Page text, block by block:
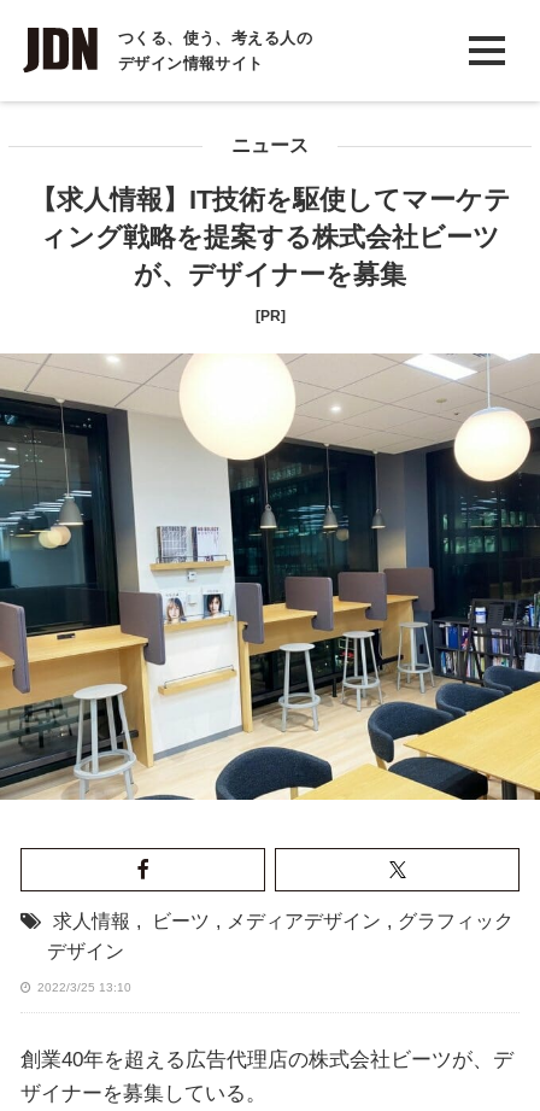
つくる、使う、考える人の
デザイン情報サイト
INTERVIEW
インタビュー
COLUMN
ニュース
【求人情報】IT技術を駆使してマーケテ
ィング戦略を提案する株式会社ビーツ
が、デザイナーを募集
[PR]
求人情報 , ビーツ , メディアデザイン , グラフィック
デザイン
2022/3/25 13:10
創業40年を超える広告代理店の株式会社ビーツが、デ
ザイナーを募集している。